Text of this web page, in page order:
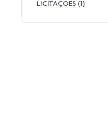
LICITAÇÕES (1)